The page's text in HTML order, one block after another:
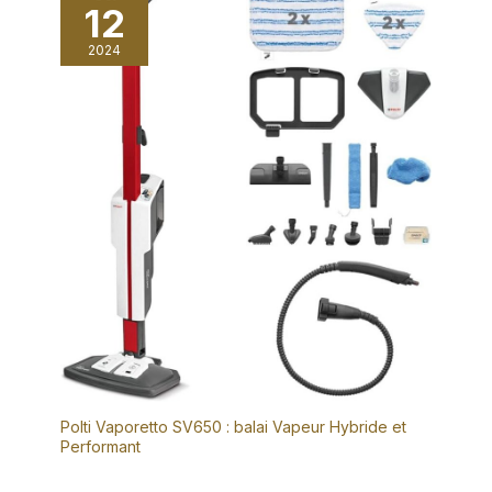
facile et design sûr anti-
brûlure : maintenez le bouton
de la poignée enfoncé
pendant 15 secondes pour
vous rapprochez la buse des
taches. Ne pas ouvrir le
après utilisation. Éteignez
l'appareil et attendez 3 à 5
minutes qu'il refroidisse
complètement pour éviter les
blessures dues aux brûlures.
Contactez- nous si vous avez
des questions sur ce
nettoyeur à vapeur portatif.
concentrer sur le nettoyage au lieu de le remplir
fréquemment. Léger, portable et doté d'un long cordon
d'alimentation de 5m 💨【Ensemble d'accessoires de 10
pièces】Le nettoyeur vapeur Eave fait un travail de
nettoyage incroyable. Plus un ensemble d'accessoires de 10
pièces tels que : grande buse, brosses en nylon, brosse en
acier inoxydable, tuyau d'extension, ensemble de serviettes,
brosse pour fenêtre/porte en verre, outil de coulis pour
nettoyer le coulis. Il peut être utilisé de manière universelle
et peut nettoyer les crevasses, les coins, les angles
difficiles à atteindre ainsi que diverses surfaces/matériaux.
12
2024
Polti Vaporetto SV650 : balai Vapeur Hybride et
Performant